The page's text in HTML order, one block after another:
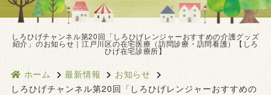
しろひげチャンネル第20回「しろひげレンジャーおすすめの介護グッズ
紹介」のお知らせ｜江戸川区の在宅医療（訪問診療・訪問看護）【しろ
ひげ在宅診療所】
ホーム 最新情報
お知らせ
しろひげチャンネル第20回「しろひげレンジャーおすすめの